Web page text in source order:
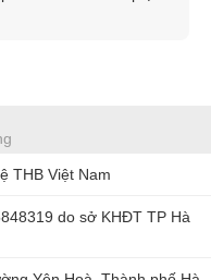
THB Việt Nam
do sở KHĐT TP Hà